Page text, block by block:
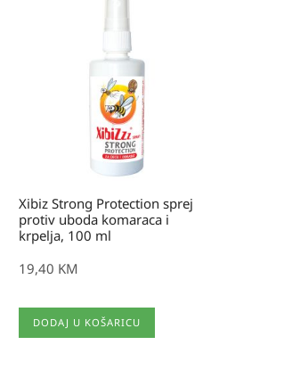
Xibiz Strong Protection sprej
protiv uboda komaraca i
krpelja, 100 ml
19,40 KM
DODAJ U KOŠARICU